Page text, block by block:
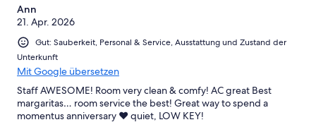
Ann
21. Apr. 2026
Gut: Sauberkeit, Personal & Service, Ausstattung und Zustand der
Unterkunft
Mit Google übersetzen
Staff AWESOME! Room very clean & comfy! AC great Best
margaritas… room service the best! Great way to spend a
momentus anniversary ❤️ quiet, LOW KEY!